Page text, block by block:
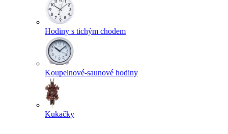
Hodiny s tichým chodem
Koupelnové-saunové hodiny
Kukačky